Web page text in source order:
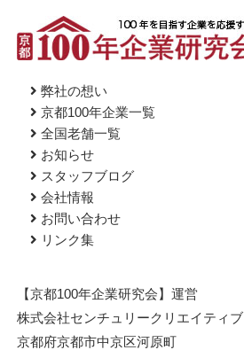
弊社の想い
京都100年企業一覧
全国老舗一覧
お知らせ
スタッフブログ
会社情報
お問い合わせ
リンク集
【京都100年企業研究会】運営
株式会社センチュリークリエイティブ
京都府京都市中京区河原町